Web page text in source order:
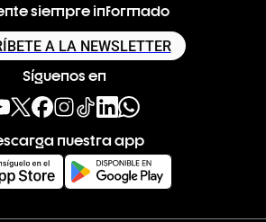
siempre informado
A LA NEWSLETTER
Síguenos en
nuestra app